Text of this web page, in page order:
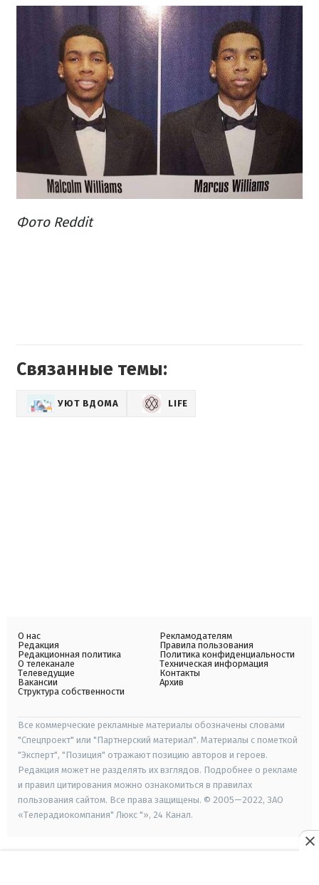
Фото Reddit
Связанные темы:
УЮТ ВДОМА LIFE
О нас
Редакция
Редакционная политика
О телеканале
Телеведущие
Вакансии
Структура собственности
Рекламодателям
Правила пользования
Политика конфиденциальности
Техническая информация
Контакты
Архив
Все коммерческие рекламные материалы обозначены словами
"Спецпроект" или "Партнерский материал". Материалы с пометкой
"Эксперт", "Позиция" отражают позицию авторов и героев.
Редакция может не разделять их взглядов. Подробнее о рекламе
и правил цитирования можно ознакомиться в правилах
пользования сайтом. Все права защищены. © 2005—2022, ЗАО
«Телерадиокомпания" Люкс "», 24 Канал.